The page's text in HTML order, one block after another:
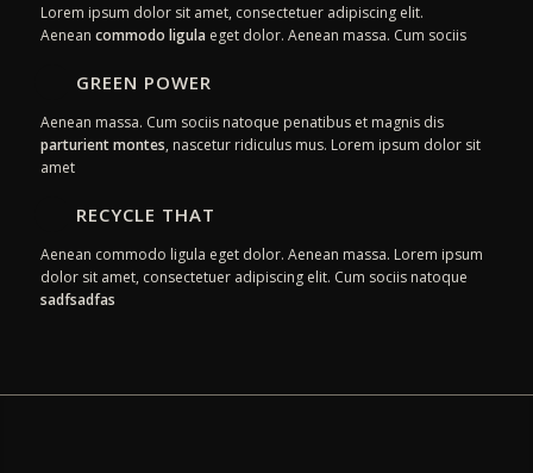
Lorem ipsum dolor sit amet, consectetuer adipiscing elit.
Aenean commodo ligula eget dolor. Aenean massa. Cum sociis
GREEN POWER
Aenean massa. Cum sociis natoque penatibus et magnis dis
parturient montes, nascetur ridiculus mus. Lorem ipsum dolor sit
amet
RECYCLE THAT
Aenean commodo ligula eget dolor. Aenean massa. Lorem ipsum
dolor sit amet, consectetuer adipiscing elit. Cum sociis natoque
sadfsadfas